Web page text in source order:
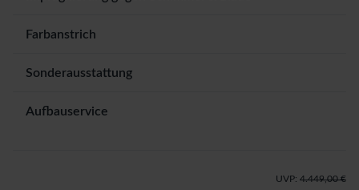
Farbanstrich
Sonderausstattung
Aufbauservice
UVP: 4.449,00 €